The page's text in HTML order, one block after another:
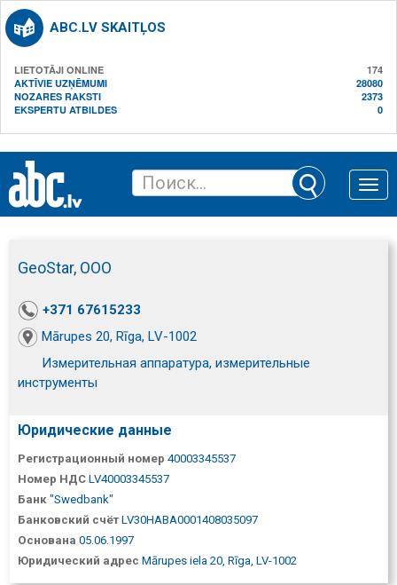
ABC.LV SKAITĻOS
LIETOTĀJI ONLINE
174
AKTĪVIE UZŅĒMUMI
28080
NOZARES RAKSTI
2373
EKSPERTU ATBILDES
0
Toggle
GeoStar, ООО
+371 67615233
Mārupes 20, Rīga, LV-1002
Измерительная аппаратура, измерительные
инструменты
Юридические данные
Регистрационный номер 40003345537
Номер НДС LV40003345537
Банк "Swedbank"
Банковский счёт LV30HABA0001408035097
Основана 05.06.1997
Юридический адрес Mārupes iela 20, Rīga, LV-1002